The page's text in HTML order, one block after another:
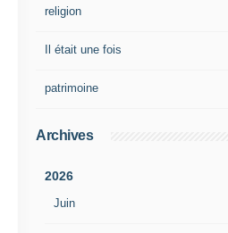
religion
Il était une fois
patrimoine
Archives
2026
Juin